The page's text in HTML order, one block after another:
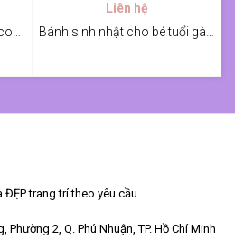
Bánh sinh nhật vẽ hình gà con cho bé
Liên hệ
Bánh sinh nhật cho bé tuổi gà mùa giáng sinh
ĐẸP trang trí theo yêu cầu.
2, Q. Phú Nhuận, TP. Hồ Chí Minh